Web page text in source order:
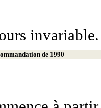
invariable.
de 1990